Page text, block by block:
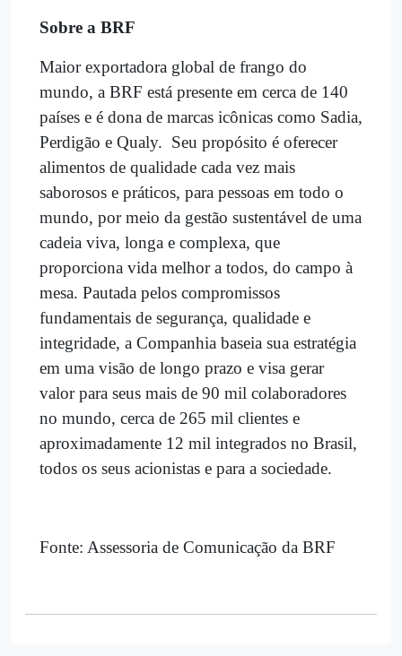
Sobre a BRF
Maior exportadora global de frango do
mundo, a BRF está presente em cerca de 140
países e é dona de marcas icônicas como Sadia,
Perdigão e Qualy. Seu propósito é oferecer
alimentos de qualidade cada vez mais
saborosos e práticos, para pessoas em todo o
mundo, por meio da gestão sustentável de uma
cadeia viva, longa e complexa, que
proporciona vida melhor a todos, do campo à
mesa. Pautada pelos compromissos
fundamentais de segurança, qualidade e
integridade, a Companhia baseia sua estratégia
em uma visão de longo prazo e visa gerar
valor para seus mais de 90 mil colaboradores
no mundo, cerca de 265 mil clientes e
aproximadamente 12 mil integrados no Brasil,
todos os seus acionistas e para a sociedade.
Fonte: Assessoria de Comunicação da BRF